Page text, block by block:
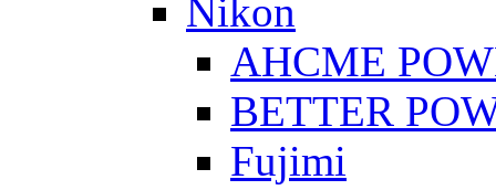
Nikon
AHCME
BETTER
Fujimi